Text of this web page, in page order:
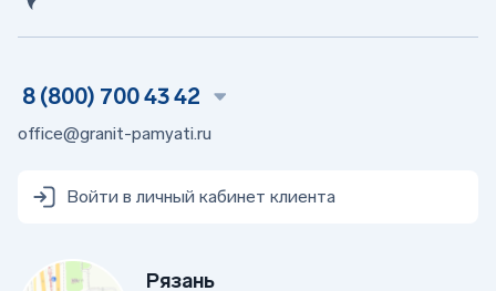
8 (800) 700 43 42
office@granit-pamyati.ru
Войти в личный кабинет клиента
Рязань